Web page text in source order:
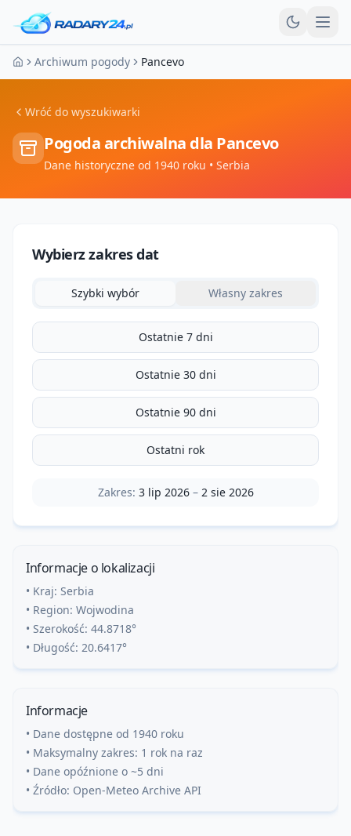
Strona główna
Archiwum pogody Pancevo
Wróć do wyszukiwarki
Pogoda archiwalna dla Pancevo
Dane historyczne od 1940 roku • Serbia
Wybierz zakres dat
Szybki wybór Własny zakres
Ostatnie 7 dni
Ostatnie 30 dni
Ostatnie 90 dni
Ostatni rok
Zakres: 3 lip 2026– 2 sie 2026
Informacje o lokalizacji
• Kraj: Serbia
• Region: Wojwodina
• Szerokość: 44.8718°
• Długość: 20.6417°
Informacje
• Dane dostępne od 1940 roku
• Maksymalny zakres: 1 rok na raz
• Dane opóźnione o ~5 dni
• Źródło: Open-Meteo Archive API